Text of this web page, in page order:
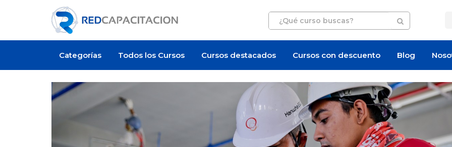
Categorías Todos los Cursos Cursos destacados Cursos con descuento Blog